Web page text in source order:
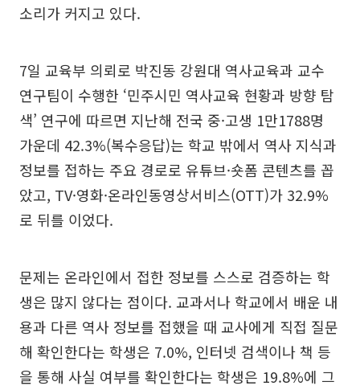
소리가 커지고 있다.
7일 교육부 의뢰로 박진동 강원대 역사교육과 교수
연구팀이 수행한 ‘민주시민 역사교육 현황과 방향 탐
색’ 연구에 따르면 지난해 전국 중·고생 1만1788명
가운데 42.3%(복수응답)는 학교 밖에서 역사 지식과
정보를 접하는 주요 경로로 유튜브·숏폼 콘텐츠를 꼽
았고, TV·영화·온라인동영상서비스(OTT)가 32.9%
로 뒤를 이었다.
문제는 온라인에서 접한 정보를 스스로 검증하는 학
생은 많지 않다는 점이다. 교과서나 학교에서 배운 내
용과 다른 역사 정보를 접했을 때 교사에게 직접 질문
해 확인한다는 학생은 7.0%, 인터넷 검색이나 책 등
을 통해 사실 여부를 확인한다는 학생은 19.8%에 그